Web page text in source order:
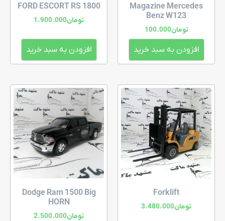
Magazine Mercedes
Benz W123
تومان100.000
افزودن به سبد خرید
FORD ESCORT RS 1800
تومان1.900.000
افزودن به سبد خرید
Forklift
تومان3.480.000
Dodge Ram 1500 Big
HORN
تومان2.500.000